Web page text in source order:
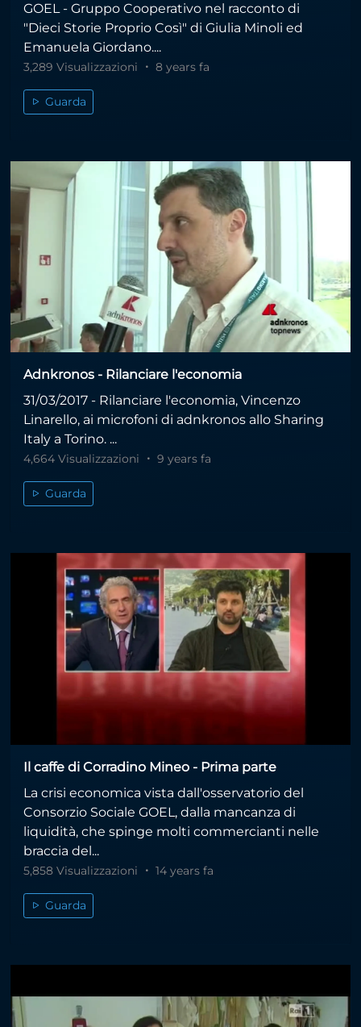
GOEL - Gruppo Cooperativo nel racconto di
"Dieci Storie Proprio Così" di Giulia Minoli ed
Emanuela Giordano....
3,289 Visualizzazioni 8 years fa
Guarda
Adnkronos - Rilanciare l'economia
31/03/2017 - Rilanciare l'economia, Vincenzo
Linarello, ai microfoni di adnkronos allo Sharing
Italy a Torino. ...
4,664 Visualizzazioni 9 years fa
Guarda
Il caffe di Corradino Mineo - Prima parte
La crisi economica vista dall'osservatorio del
Consorzio Sociale GOEL, dalla mancanza di
liquidità, che spinge molti commercianti nelle
braccia del...
5,858 Visualizzazioni 14 years fa
Guarda